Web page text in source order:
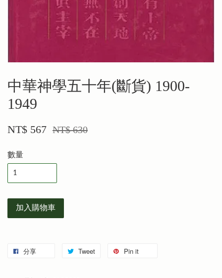
中華神學五十年(斷貨) 1900-
1949
NT$ 567 NT$ 630
數量
加入購物車
分享 Tweet Pin it